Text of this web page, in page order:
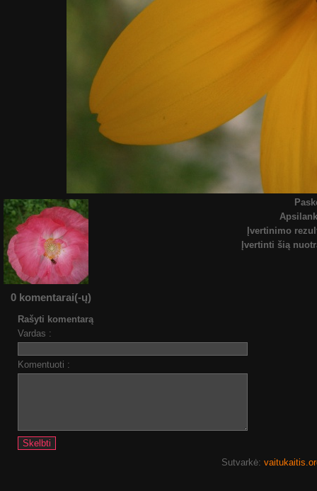
Įvertinimo
Įvertinti šią
0 komentarai(-ų)
Rašyti komentarą
Vardas :
Komentuoti :
Sutvarkė: